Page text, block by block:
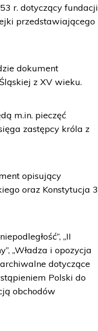
r. dotyczący fundacji
przedstawiającego
dokument
z XV wieku.
m.in. pieczęć
zastępcy króla z
opisujący
oraz Konstytucja 3
„II
„Władza i opozycja
dotyczące
Polski do
obchodów